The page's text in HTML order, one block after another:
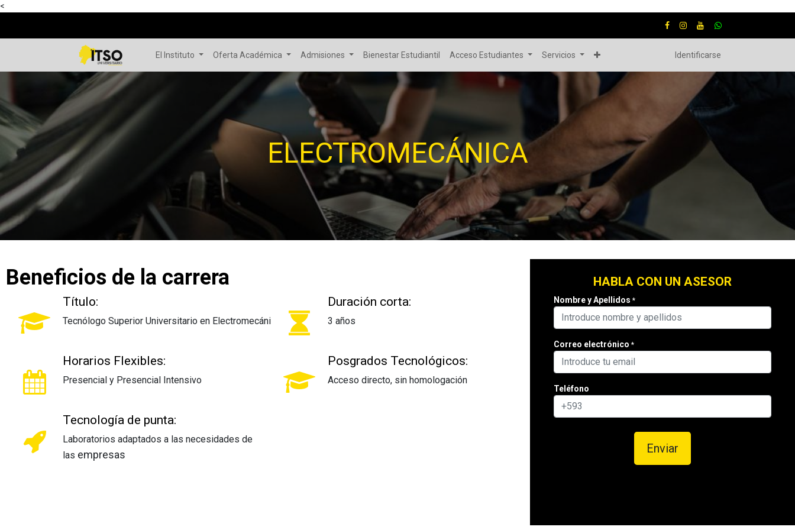
<
El Instituto Oferta Académica Admisiones Bienestar Estudiantil Acceso Estudiantes Servicios Identificarse
ELECTROMECÁNICA
Beneficios de la carrera
Título:
Tecnólogo Superior Universitario en Electromecánica
Duración corta:
3 años
Horarios Flexibles:
Presencial y Presencial Intensivo
Posgrados Tecnológicos:
Acceso directo, sin homologación
Tecnología de punta:
Laboratorios adaptados a las necesidades de
las empresas
HABLA CON UN ASESOR
Nombre y Apellidos *
Correo electrónico *
Teléfono
Enviar